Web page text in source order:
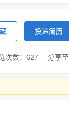
投递简历
次数：627 分享至